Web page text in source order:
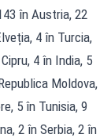
în Austria, 22
4 în Turcia,
4 în India, 5
Moldova,
5 în Tunisia, 9
2 în Serbia, 2 în